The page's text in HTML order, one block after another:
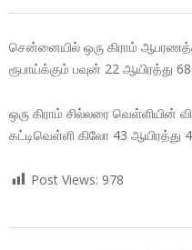
சென்னையில் ஒரு கிராம்
ரூபாய்க்கும் பவுன் 22 ஆயிரத்து
ஒரு கிராம் சில்லரை வெள்ளியின்
கட்டிவெள்ளி கிலோ 43 ஆயிரத்து
Post Views: 978